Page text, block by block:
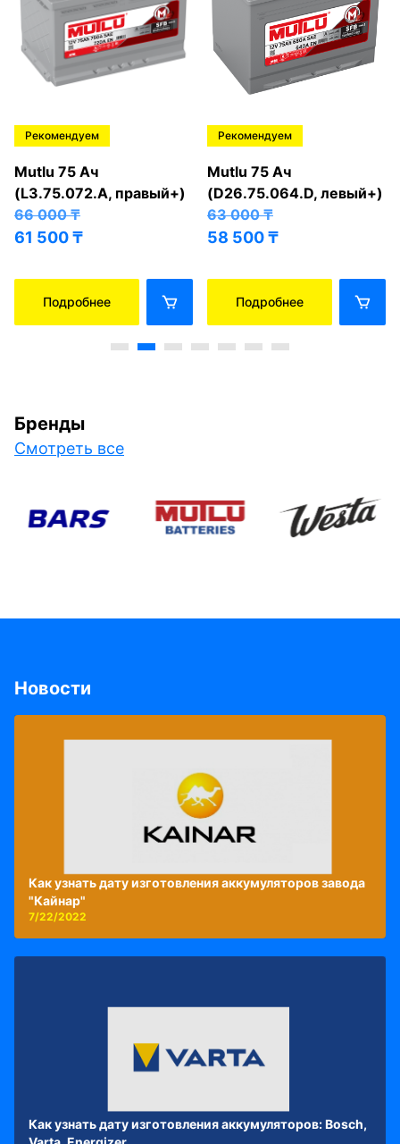
Рекомендуем
Mutlu 75 Ач
(L3.75.072.A, правый+)
66 000₸
61 500₸
Подробнее
Рекомендуем
Mutlu 75 Ач
(D26.75.064.D, левый+)
63 000₸
58 500₸
Подробнее
Бренды
Смотреть все
Новости
Как узнать дату изготовления аккумуляторов завода
"Кайнар"
7/22/2022
Как узнать дату изготовления аккумуляторов: Bosch,